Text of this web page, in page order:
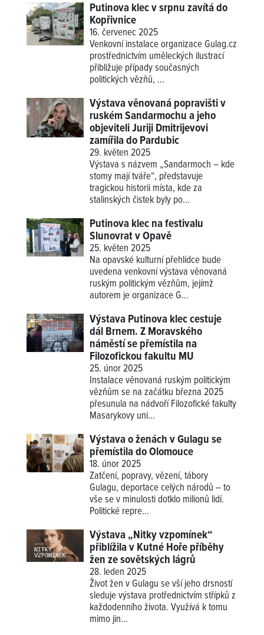
Putinova klec v srpnu zavítá do
Kopřivnice
16. červenec 2025
Venkovní instalace organizace Gulag.cz
prostřednictvím uměleckých ilustrací
přibližuje případy současných
politických vězňů, ...
Výstava věnovaná popravišti v
ruském Sandarmochu a jeho
objeviteli Juriji Dmitrijevovi
zamířila do Pardubic
29. květen 2025
Výstava s názvem „Sandarmoch – kde
stomy mají tváře“, představuje
tragickou historii místa, kde za
stalinských čistek byly po...
Putinova klec na festivalu
Slunovrat v Opavě
25. květen 2025
Na opavské kulturní přehlídce bude
uvedena venkovní výstava věnovaná
ruským politickým vězňům, jejímž
autorem je organizace G...
Výstava Putinova klec cestuje
dál Brnem. Z Moravského
náměstí se přemístila na
Filozofickou fakultu MU
25. únor 2025
Instalace věnovaná ruským politickým
vězňům se na začátku března 2025
přesunula na nádvoří Filozofické fakulty
Masarykovy uni...
Výstava o ženách v Gulagu se
přemístila do Olomouce
18. únor 2025
Zatčení, popravy, vězení, tábory
Gulagu, deportace celých národů – to
vše se v minulosti dotklo milionů lidí.
Politické repre...
Výstava „Nitky vzpomínek“
přiblížila v Kutné Hoře příběhy
žen ze sovětských lágrů
28. leden 2025
Život žen v Gulagu se vší jeho drsností
sleduje výstava protřednictvím střípků z
každodenního života. Využívá k tomu
mimo jin...